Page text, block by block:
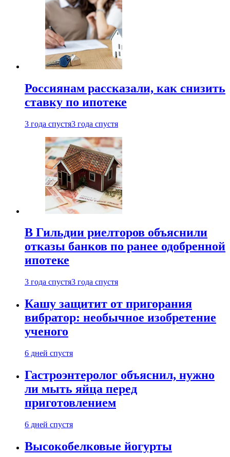
Россиянам рассказали, как снизить
ставку по ипотеке
3 года спустя3 года спустя
В Гильдии риелторов объяснили
отказы банков по ранее одобренной
ипотеке
3 года спустя3 года спустя
Кашу защитит от пригорания
вибратор: необычное изобретение
ученого
6 дней спустя
Гастроэнтеролог объяснил, нужно
ли мыть яйца перед
приготовлением
6 дней спустя
Высокобелковые йогурты